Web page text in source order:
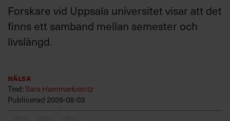
Forskare vid Uppsala universitet visar att det
finns ett samband mellan semester och
livslängd.
Hälsa
Text: Sara Hammarkrantz
Publicerad 2026-08-03